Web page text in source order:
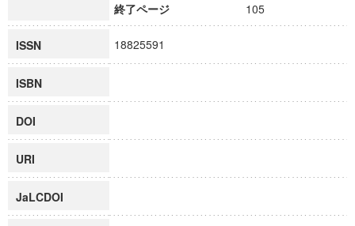
終了ページ
105
ISSN 18825591
ISBN
DOI
URI
JaLCDOI